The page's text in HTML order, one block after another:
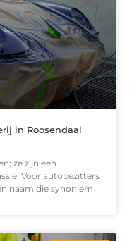
in Roosendaal
ze zijn een
Voor autobezitters
naam die synoniem